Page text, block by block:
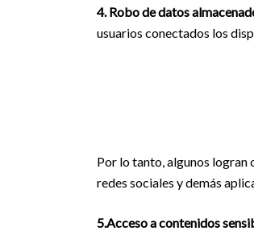
4. Robo de datos
usuarios conectados los
Por lo tanto, algunos logran
redes sociales y demás
5.Acceso a contenidos